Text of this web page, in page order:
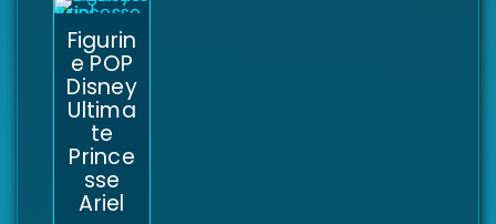
Figurin
e POP
Disney
Ultima
te
Prince
sse
Ariel